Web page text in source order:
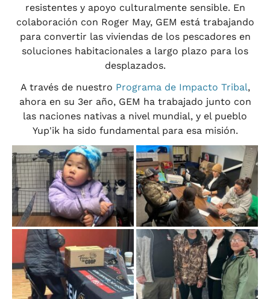
resistentes y apoyo culturalmente sensible. En
colaboración con Roger May, GEM está trabajando
para convertir las viviendas de los pescadores en
soluciones habitacionales a largo plazo para los
desplazados.
A través de nuestro Programa de Impacto Tribal,
ahora en su 3er año, GEM ha trabajado junto con
las naciones nativas a nivel mundial, y el pueblo
Yup'ik ha sido fundamental para esa misión.